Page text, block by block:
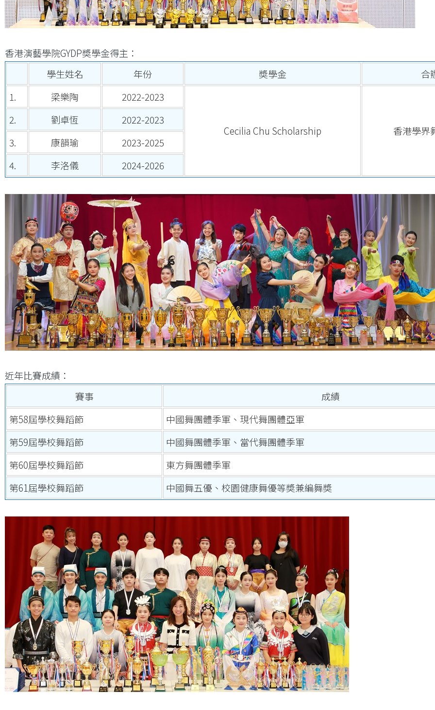
香港演藝學院GYDP奬學金得主：
學生姓名
年份 奬學金
合
1.
梁樂陶 2022-2023
Cecilia Chu Scholarship 香港學界
2. 劉卓恆
2022-2023
3.
康韻瑜
2023-2025
4.
李洛儀 2024-2026
近年比賽成績：
賽事
成績
第58屆學校舞蹈節
中國舞團體季軍、現代舞團體亞軍
第59屆學校舞蹈節
中國舞團體季軍、當代舞團體季軍
第60屆學校舞蹈節
東方舞團體季軍
第61屆學校舞蹈節
中國舞五優、校園健康舞優等奬兼編舞奬